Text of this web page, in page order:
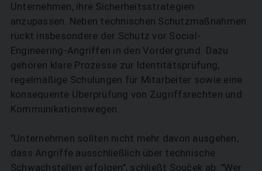
Unternehmen, ihre Sicherheitsstrategien
anzupassen. Neben technischen Schutzmaßnahmen
rückt insbesondere der Schutz vor Social-
Engineering-Angriffen in den Vordergrund. Dazu
gehören klare Prozesse zur Identitätsprüfung,
regelmäßige Schulungen für Mitarbeiter sowie eine
konsequente Überprüfung von Zugriffsrechten und
Kommunikationswegen.
"Unternehmen sollten nicht mehr davon ausgehen,
dass Angriffe ausschließlich über technische
Schwachstellen erfolgen", schließt Souček ab. "Wer